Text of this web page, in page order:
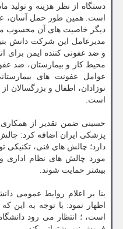
دستگاه از نظر هزینه و
است. همین طور حمل آسان،
دیگر خاصیت های آن محسوب
مدیرعامل این شرکت دانش
و ضد عفونی کننده ایمن برای
محیط کار و بیمارستان، ضد
عوامل عفونت های
نوزادان، اطفال و
است.
حسینی ضمن تقدیر از
پزشکی ایران اضافه کرد:
دارد؛ چالش های فنی،
مورد چالش های نظام اداری
بیشتر حمایت شوند.
بنا بر اعلام روابط عمومی
اظهار نمود: با توجه به
است، ؛ انتظار می رود